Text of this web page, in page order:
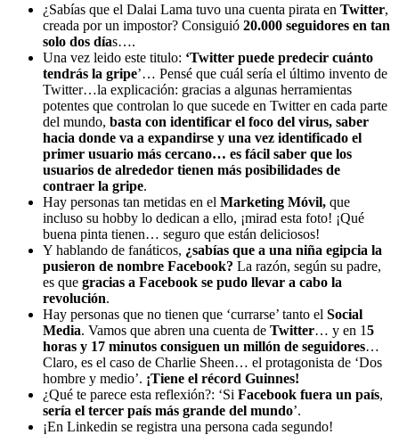
¿Sabías que el Dalai Lama tuvo una cuenta pirata en Twitter,
creada por un impostor? Consiguió 20.000 seguidores en tan
solo dos días….
Una vez leido este titulo: ‘Twitter puede predecir cuánto
tendrás la gripe’… Pensé que cuál sería el último invento de
Twitter…la explicación: gracias a algunas herramientas
potentes que controlan lo que sucede en Twitter en cada parte
del mundo, basta con identificar el foco del virus, saber
hacia donde va a expandirse y una vez identificado el
primer usuario más cercano… es fácil saber que los
usuarios de alrededor tienen más posibilidades de
contraer la gripe.
Hay personas tan metidas en el Marketing Móvil, que
incluso su hobby lo dedican a ello, ¡mirad esta foto! ¡Qué
buena pinta tienen… seguro que están deliciosos!
Y hablando de fanáticos, ¿sabías que a una niña egipcia la
pusieron de nombre Facebook? La razón, según su padre,
es que gracias a Facebook se pudo llevar a cabo la
revolución.
Hay personas que no tienen que ‘currarse’ tanto el Social
Media. Vamos que abren una cuenta de Twitter… y en 15
horas y 17 minutos consiguen un millón de seguidores…
Claro, es el caso de Charlie Sheen… el protagonista de ‘Dos
hombre y medio’. ¡Tiene el récord Guinnes!
¿Qué te parece esta reflexión?: ‘Si Facebook fuera un país,
sería el tercer país más grande del mundo’.
¡En Linkedin se registra una persona cada segundo!